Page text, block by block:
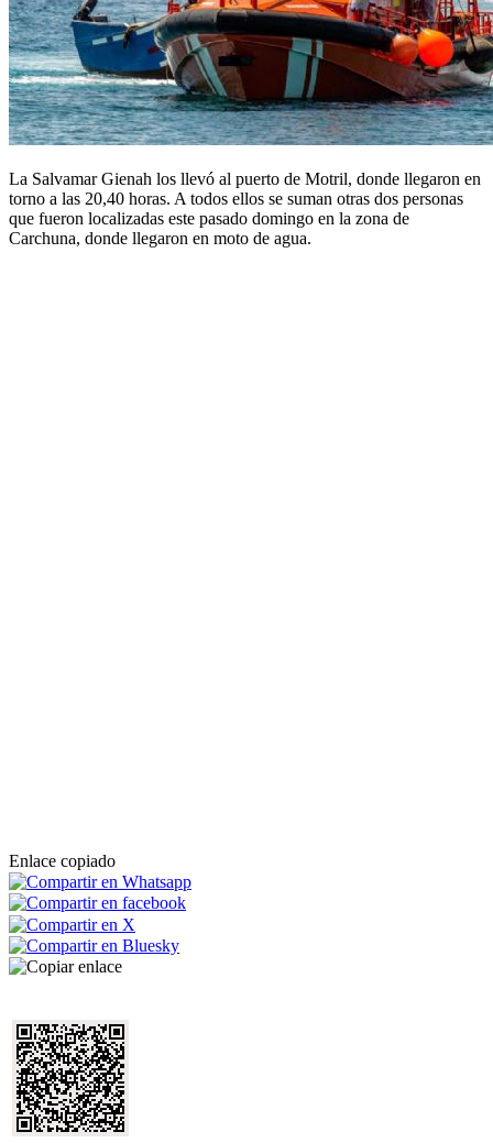
La Salvamar Gienah los llevó al puerto de Motril, donde llegaron en
torno a las 20,40 horas. A todos ellos se suman otras dos personas
que fueron localizadas este pasado domingo en la zona de
Carchuna, donde llegaron en moto de agua.
Enlace copiado